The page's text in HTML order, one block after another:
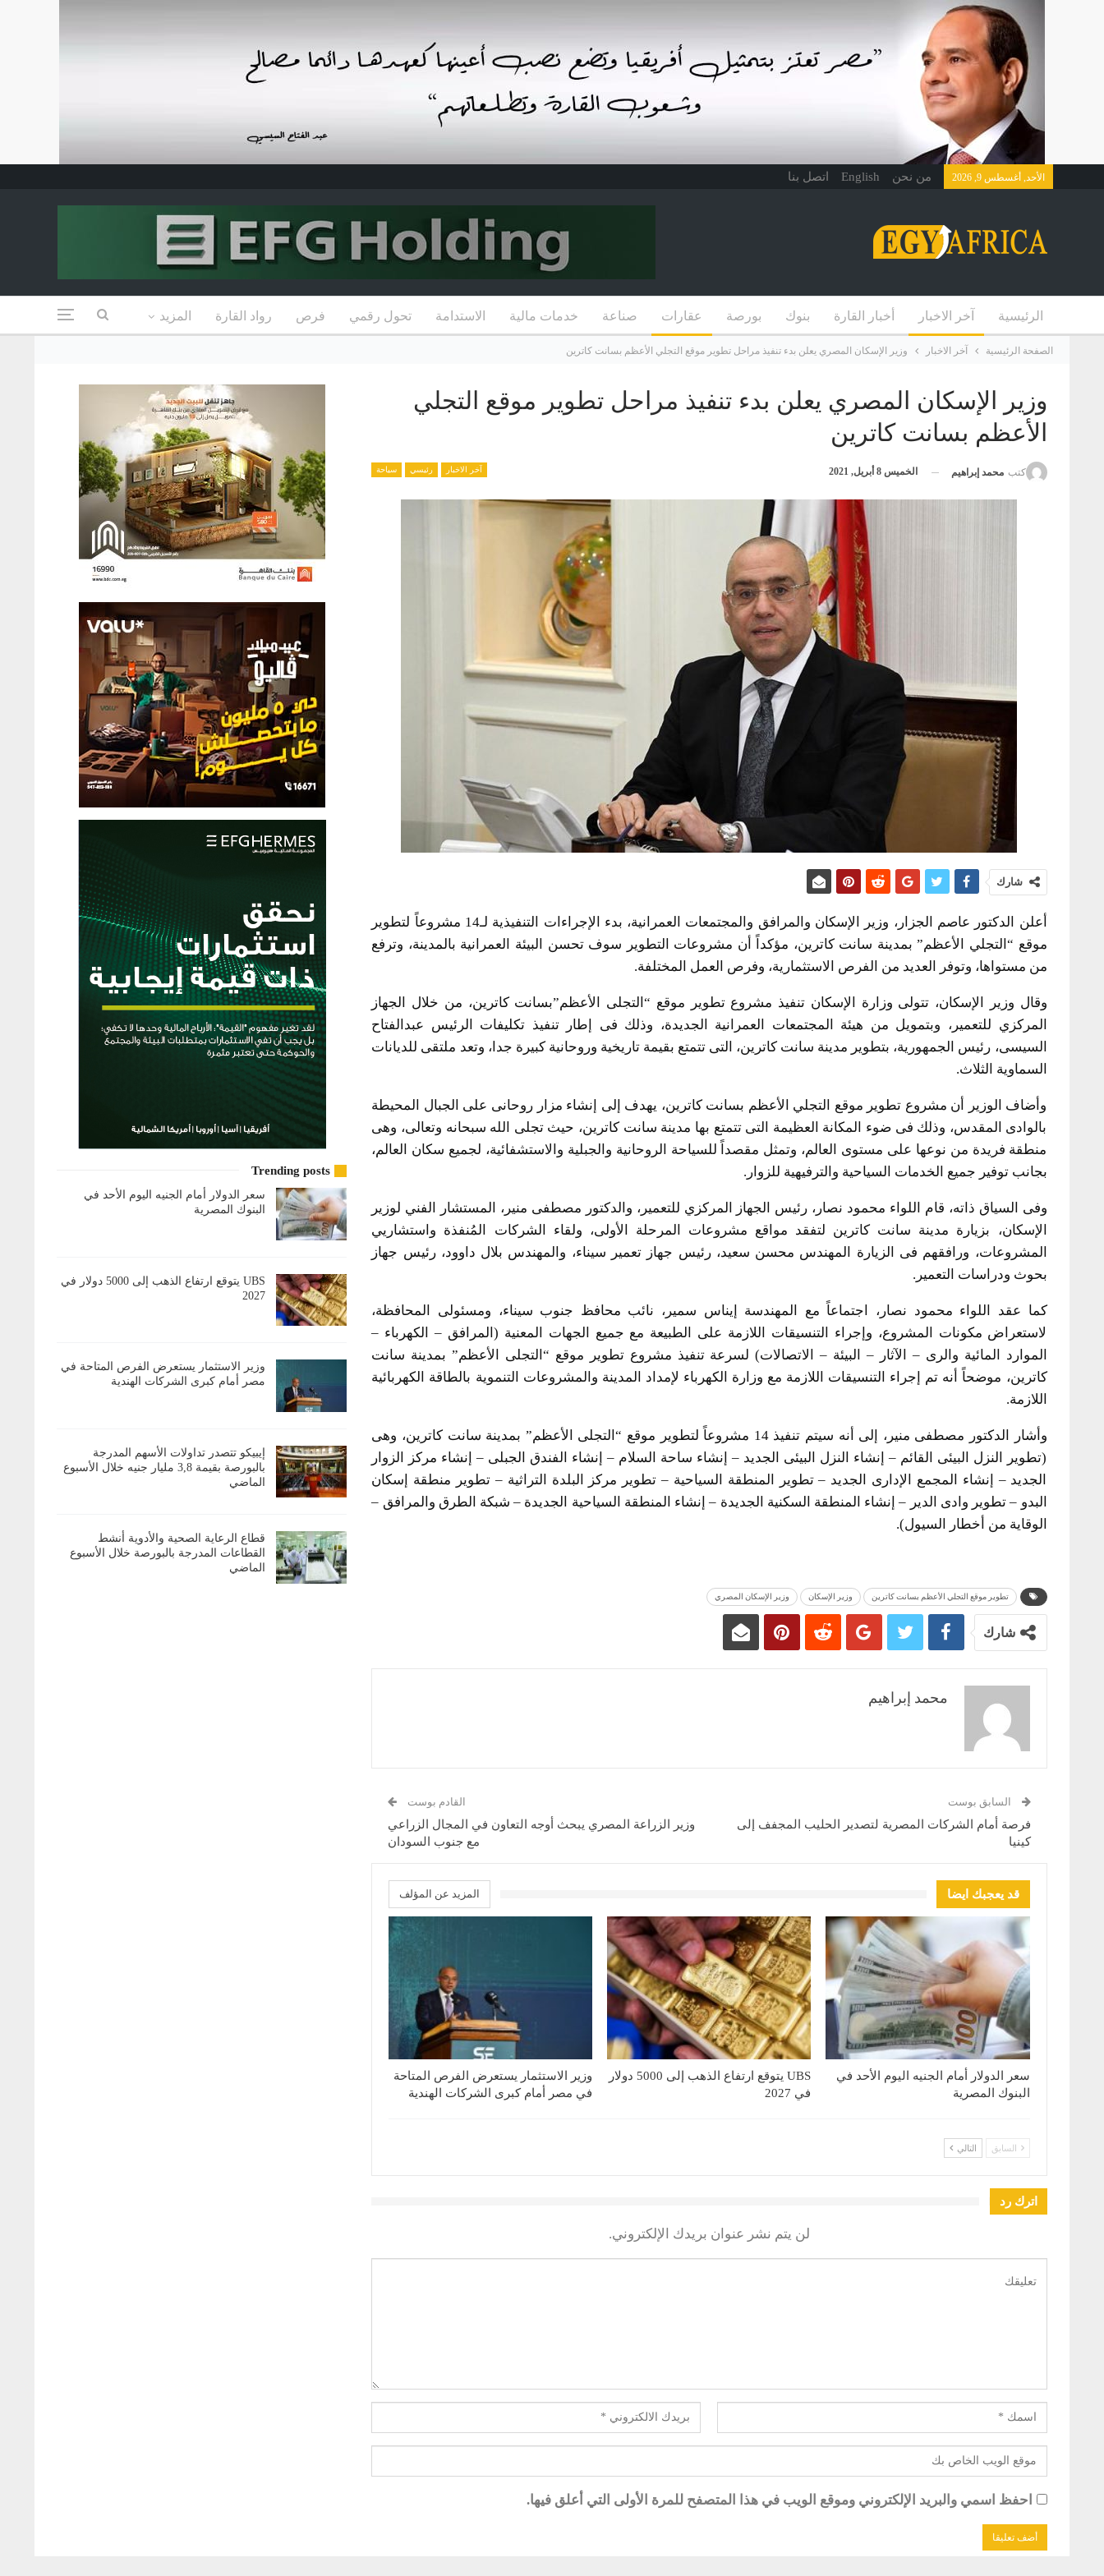
الأحد, أغسطس 9, 2026 من نحن English اتصل بنا
الرئيسية آخر الاخبار أخبار القارة بنوك بورصة عقارات صناعة خدمات مالية الاستدامة تحول رقمي فرص رواد القارة المزيد
الصفحة الرئيسية آخر الاخبار وزير الإسكان المصري يعلن بدء تنفيذ مراحل تطوير موقع التجلي الأعظم بسانت كاترين
وزير الإسكان المصري يعلن بدء تنفيذ مراحل تطوير موقع التجلي
الأعظم بسانت كاترين
آخر الاخبار رئيسي سياحة كتب محمد إبراهيم الخميس 8 أبريل, 2021
شارك
أعلن الدكتور عاصم الجزار، وزير الإسكان والمرافق والمجتمعات العمرانية، بدء الإجراءات التنفيذية لـ14 مشروعاً لتطوير
موقع “التجلي الأعظم” بمدينة سانت كاترين، مؤكداً أن مشروعات التطوير سوف تحسن البيئة العمرانية بالمدينة، وترفع
من مستواها، وتوفر العديد من الفرص الاستثمارية، وفرص العمل المختلفة.
وقال وزير الإسكان، تتولى وزارة الإسكان تنفيذ مشروع تطوير موقع “التجلى الأعظم”بسانت كاترين، من خلال الجهاز
المركزي للتعمير، وبتمويل من هيئة المجتمعات العمرانية الجديدة، وذلك فى إطار تنفيذ تكليفات الرئيس عبدالفتاح
السيسى، رئيس الجمهورية، بتطوير مدينة سانت كاترين، التى تتمتع بقيمة تاريخية وروحانية كبيرة جدا، وتعد ملتقى للديانات
السماوية الثلاث.
وأضاف الوزير أن مشروع تطوير موقع التجلي الأعظم بسانت كاترين، يهدف إلى إنشاء مزار روحانى على الجبال المحيطة
بالوادى المقدس، وذلك فى ضوء المكانة العظيمة التى تتمتع بها مدينة سانت كاترين، حيث تجلى الله سبحانه وتعالى، وهى
منطقة فريدة من نوعها على مستوى العالم، وتمثل مقصداً للسياحة الروحانية والجبلية والاستشفائية، لجميع سكان العالم،
بجانب توفير جميع الخدمات السياحية والترفيهية للزوار.
وفى السياق ذاته، قام اللواء محمود نصار، رئيس الجهاز المركزي للتعمير، والدكتور مصطفى منير، المستشار الفني لوزير
الإسكان، بزيارة مدينة سانت كاترين لتفقد مواقع مشروعات المرحلة الأولى، ولقاء الشركات المُنفذة واستشاريي
المشروعات، ورافقهم فى الزيارة المهندس محسن سعيد، رئيس جهاز تعمير سيناء، والمهندس بلال داوود، رئيس جهاز
بحوث ودراسات التعمير.
كما عقد اللواء محمود نصار، اجتماعاً مع المهندسة إيناس سمير، نائب محافظ جنوب سيناء، ومسئولى المحافظة،
لاستعراض مكونات المشروع، وإجراء التنسيقات اللازمة على الطبيعة مع جميع الجهات المعنية (المرافق – الكهرباء –
الموارد المائية والرى – الآثار – البيئة – الاتصالات) لسرعة تنفيذ مشروع تطوير موقع “التجلى الأعظم” بمدينة سانت
كاترين، موضحاً أنه تم إجراء التنسيقات اللازمة مع وزارة الكهرباء لإمداد المدينة والمشروعات التنموية بالطاقة الكهربائية
اللازمة.
وأشار الدكتور مصطفى منير، إلى أنه سيتم تنفيذ 14 مشروعاً لتطوير موقع “التجلى الأعظم” بمدينة سانت كاترين، وهى
(تطوير النزل البيئى القائم – إنشاء النزل البيئى الجديد – إنشاء ساحة السلام – إنشاء الفندق الجبلى – إنشاء مركز الزوار
الجديد – إنشاء المجمع الإدارى الجديد – تطوير المنطقة السياحية – تطوير مركز البلدة التراثية – تطوير منطقة إسكان
البدو – تطوير وادى الدير – إنشاء المنطقة السكنية الجديدة – إنشاء المنطقة السياحية الجديدة – شبكة الطرق والمرافق –
الوقاية من أخطار السيول).
تطوير موقع التجلي الأعظم بسانت كاترين وزير الإسكان وزير الإسكان المصري
شارك
محمد إبراهيم
السابق بوست
فرصة أمام الشركات المصرية لتصدير الحليب المجفف إلى
كينيا
القادم بوست
وزير الزراعة المصري يبحث أوجه التعاون في المجال الزراعي
مع جنوب السودان
قد يعجبك ايضا المزيد عن المؤلف
سعر الدولار أمام الجنيه اليوم الأحد في
البنوك المصرية
UBS يتوقع ارتفاع الذهب إلى 5000 دولار
في 2027
وزير الاستثمار يستعرض الفرص المتاحة
في مصر أمام كبرى الشركات الهندية
السابق التالي
اترك رد
لن يتم نشر عنوان بريدك الإلكتروني.
احفظ اسمي والبريد الإلكتروني وموقع الويب في هذا المتصفح للمرة الأولى التي أعلق فيها.
Trending posts
سعر الدولار أمام الجنيه اليوم الأحد في
البنوك المصرية
UBS يتوقع ارتفاع الذهب إلى 5000 دولار في
2027
وزير الاستثمار يستعرض الفرص المتاحة في
مصر أمام كبرى الشركات الهندية
إيبيكو تتصدر تداولات الأسهم المدرجة
بالبورصة بقيمة 3,8 مليار جنيه خلال الأسبوع
الماضي
قطاع الرعاية الصحية والأدوية أنشط
القطاعات المدرجة بالبورصة خلال الأسبوع
الماضي